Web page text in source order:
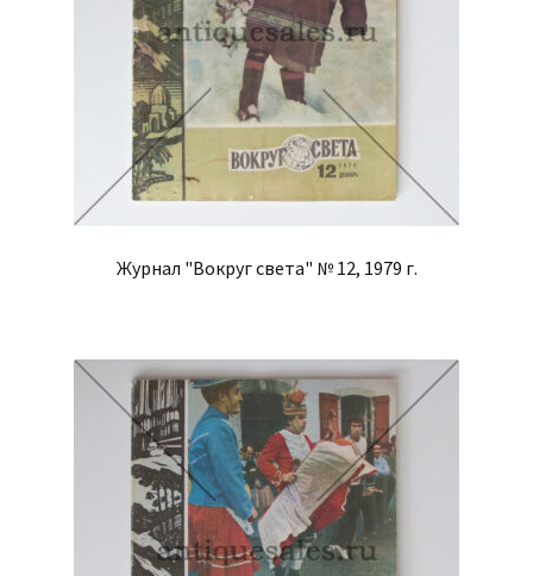
Журнал "Вокруг света" № 12, 1979 г.